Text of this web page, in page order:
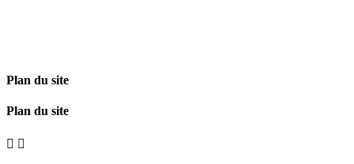
Plan du site
Plan du site
 